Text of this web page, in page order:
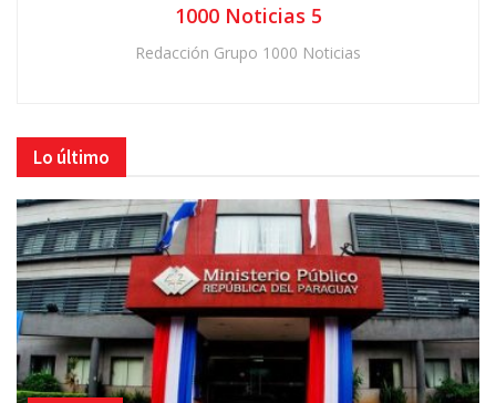
1000 Noticias 5
Redacción Grupo 1000 Noticias
Lo último